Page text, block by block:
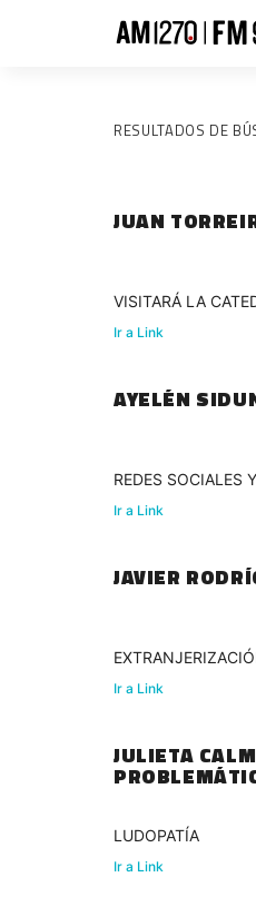
RESULTADOS DE
JUAN
VISITARÁ LA
Ir a Link
AYELÉN
REDES SOCIALES
Ir a Link
JAVIER
Ir a Link
JULIETA
LUDOPATÍA
Ir a Link